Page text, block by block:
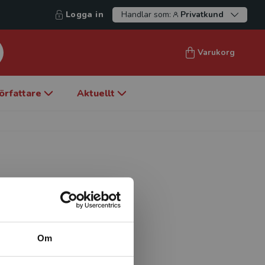
Om
Logga in Handlar som: Privatkund
Varukorg
Aktuellt
Barn. Hon är